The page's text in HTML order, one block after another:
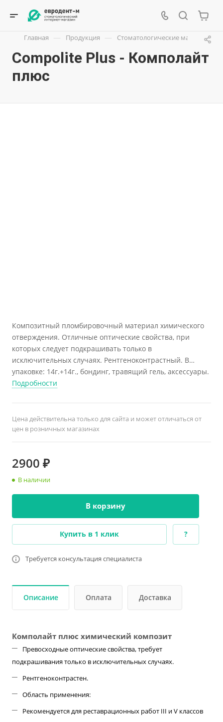
Главная — Продукция — Стоматологические материалы
Compolite Plus - Комполайт
плюс
Композитный пломбировочный материал химического
отверждения. Отличные оптические свойства, при
которых следует подкрашивать только в
исключительных случаях. Рентгеноконтрастный. В
упаковке: 14г.+14г., бондинг, травящий гель, аксессуары.
Производитель: Альфа- Дент (США)
Подробности
Цена действительна только для сайта и может отличаться от
цен в розничных магазинах
2900 ₽
В наличии
В корзину
Купить в 1 клик ?
Требуется консультация специалиста
Описание Оплата Доставка
Комполайт плюс химический композит
Превосходные оптические свойства, требует
подкрашивания только в исключительных случаях.
Рентгеноконтрастен.
Область применения:
Рекомендуется для реставрационных работ III и V клаcсов